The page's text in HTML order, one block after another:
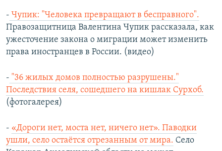
- Чупик: "Человека превращают в бесправного".
Правозащитница Валентина Чупик рассказала, как
ужесточение закона о миграции может изменить
права иностранцев в России. (видео)
- "36 жилых домов полностью разрушены."
Последствия селя, сошедшего на кишлак Сурхоб.
(фотогалерея)
- «Дороги нет, моста нет, ничего нет». Паводки
ушли, село остаётся отрезанным от мира. Село